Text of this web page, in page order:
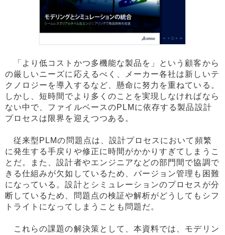
「より低コストかつ多機能な製品を」という顧客から
の厳しいニーズに応えるべく、メーカー各社は新しいテ
クノロジーを導入するなど、懸命に努力を重ねている。
しかし、短時間でより多くのことを実現しなければなら
ない中で、ファイルベースのPLMに依存する製品設計
プロセスは限界を迎えつつある。
従来型PLMの問題点は、設計プロセスにおいて頻繁
に発生する手戻りや修正に時間がかかりすぎてしまうこ
とだ。また、設計者やエンジニアなどの部門間で協調で
きる仕組みが欠如しているため、バージョン管理も困難
になっている。設計とシミュレーションのプロセスが分
断しているため、問題点の検証や解析がどうしてもシフ
トライトになってしまうことも問題だ。
これらの課題の解決策として、本資料では、モデリン